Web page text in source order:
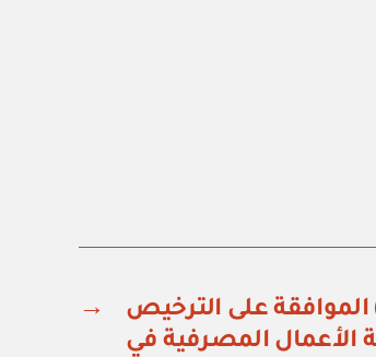
→
مجلس الوزراء رقم (٦٥٥) الموافقة على الترخيص
الأعمال المصرفية في